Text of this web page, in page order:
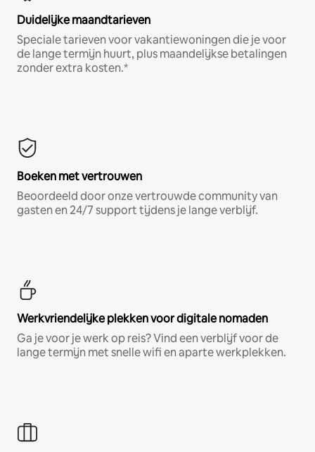
Duidelijke maandtarieven
Speciale tarieven voor vakantiewoningen die je voor
de lange termijn huurt, plus maandelijkse betalingen
zonder extra kosten.*
Boeken met vertrouwen
Beoordeeld door onze vertrouwde community van
gasten en 24/7 support tijdens je lange verblijf.
Werkvriendelijke plekken voor digitale nomaden
Ga je voor je werk op reis? Vind een verblijf voor de
lange termijn met snelle wifi en aparte werkplekken.